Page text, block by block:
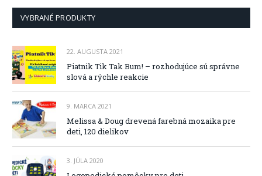
VYBRANÉ PRODUKTY
22. AUGUSTA 2021
Piatnik Tik Tak Bum! – rozhodujúce sú správne
slová a rýchle reakcie
9. MARCA 2021
Melissa & Doug drevená farebná mozaika pre
deti, 120 dielikov
3. JÚLA 2020